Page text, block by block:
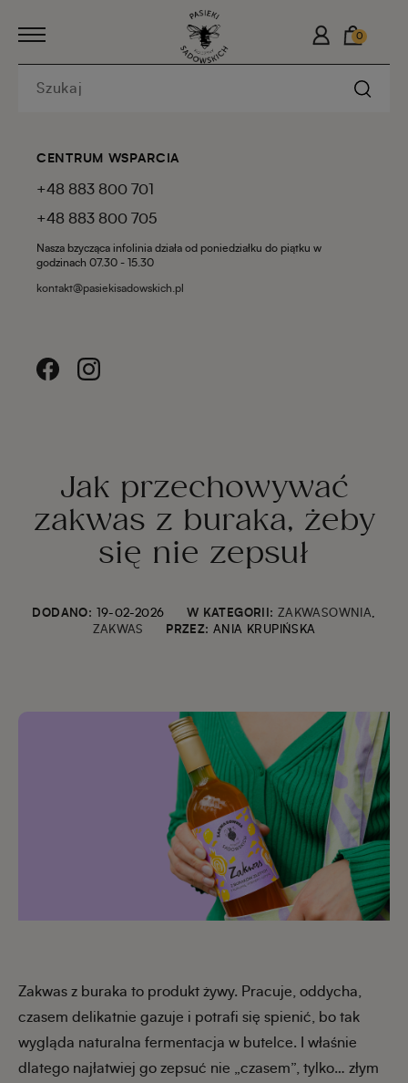
0
CENTRUM WSPARCIA
+48 883 800 701
+48 883 800 705
Nasza bzycząca infolinia działa od poniedziałku do piątku w
godzinach 07.30 - 15.30
kontakt@pasiekisadowskich.pl
Jak przechowywać
zakwas z buraka, żeby
się nie zepsuł
DODANO: 19-02-2026 W KATEGORII: ZAKWASOWNIA,
ZAKWAS
PRZEZ: ANIA KRUPIŃSKA
Zakwas z buraka to produkt żywy. Pracuje, oddycha,
czasem delikatnie gazuje i potrafi się spienić, bo tak
wygląda naturalna fermentacja w butelce. I właśnie
dlatego najłatwiej go zepsuć nie „czasem”, tylko… złym